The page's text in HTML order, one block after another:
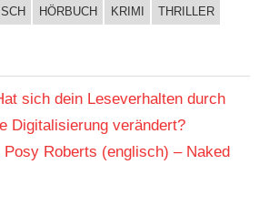
HÖRBUCH KRIMI
THRILLER
sich dein Leseverhalten durch
Digitalisierung verändert?
Roberts (englisch) – Naked